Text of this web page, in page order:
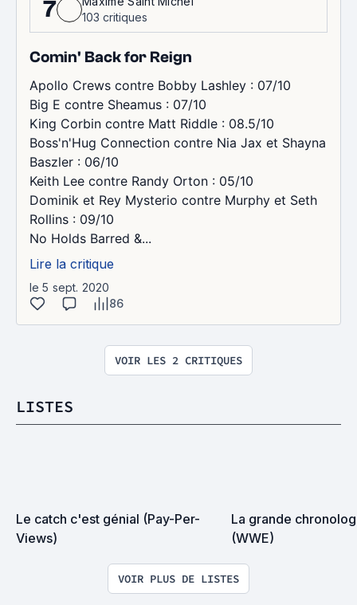
7
103 critiques
Comin' Back for Reign
Apollo Crews contre Bobby Lashley : 07/10
Big E contre Sheamus : 07/10
King Corbin contre Matt Riddle : 08.5/10
Boss'n'Hug Connection contre Nia Jax et Shayna
Baszler : 06/10
Keith Lee contre Randy Orton : 05/10
Dominik et Rey Mysterio contre Murphy et Seth
Rollins : 09/10
No Holds Barred &...
Lire la critique
le 5 sept. 2020
86
VOIR LES 2 CRITIQUES
LISTES
Le catch c'est génial (Pay-Per-
Views)
La grande
(WWE)
VOIR PLUS DE LISTES